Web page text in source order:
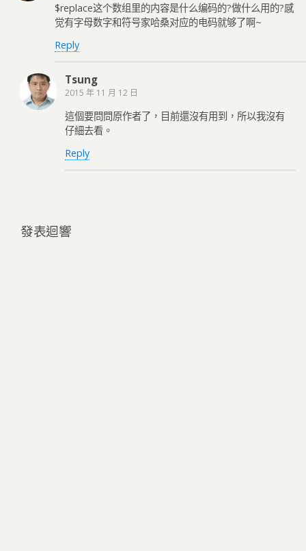
$replace这个数组里的内容是什么编码的?做什么用的?感
觉有字母数字和符号家哈桑对应的电码就够了啊~
Reply
Tsung
2015 年 11 月 12 日
這個要問問原作者了，目前還沒有用到，所以我沒有
仔細去看。
Reply
發表迴響